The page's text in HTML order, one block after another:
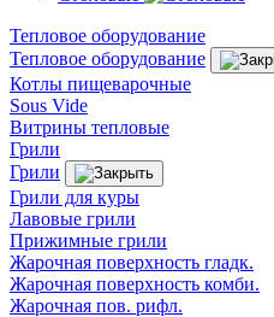
Тепловое оборудование
Тепловое оборудование
Котлы пищеварочные
Sous Vide
Витрины тепловые
Грили
Грили
Грили для куры
Лавовые грили
Прижимные грили
Жарочная поверхность гладк.
Жарочная поверхность комби.
Жарочная пов. рифл.